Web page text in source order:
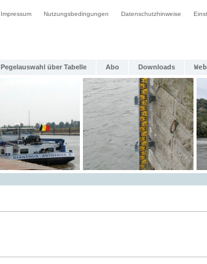
Impressum Nutzungsbedingungen Datenschutzhinweise
Pegelauswahl über Tabelle Abo Downloads